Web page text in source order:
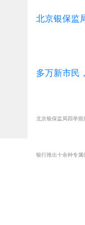
北京银保监
多万新市民
北京银保监局四举措
银行推出十余种专属